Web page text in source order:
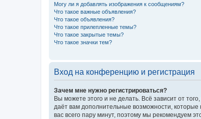
Могу ли я добавлять изображения к сообщениям?
Что такое важные объявления?
Что такое объявления?
Что такое прилепленные темы?
Что такое закрытые темы?
Что такое значки тем?
Вход на конференцию и регистрация
Зачем мне нужно регистрироваться?
Вы можете этого и не делать. Всё зависит от
даёт вам дополнительные возможности,
вас всего пару минут, поэтому мы рекомендуем